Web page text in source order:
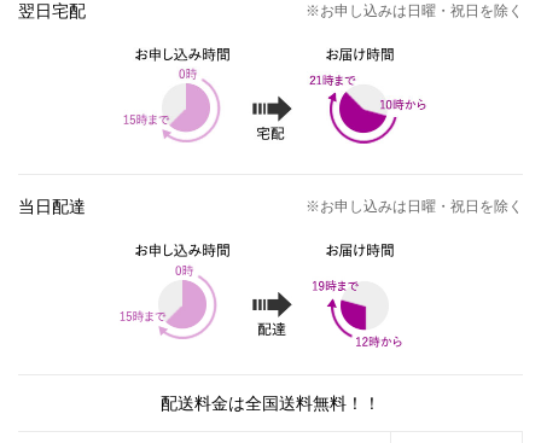
翌日宅配 ※お申し込みは日曜・祝日を除く
当日配達 ※お申し込みは日曜・祝日を除く
配送料金は全国送料無料！！